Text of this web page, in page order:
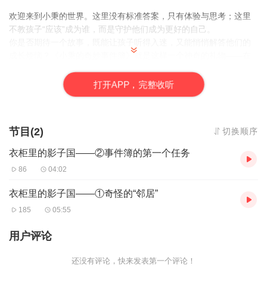
欢迎来到小秉的世界。这里没有标准答案，只有体验与思考；这里
不教孩子“应该”成为谁，而是守护他们成为更好的自己。
成长烦恼？《小秉的奇妙事件簿》就是这样一个神奇的礼物——在
起“亲身体验”出来的。
打开APP，完整收听
节目(2) 切换顺序
衣柜里的影子国——②事件簿的第一个任务
86 04:02
衣柜里的影子国——①奇怪的“邻居”
185 05:55
用户评论
还没有评论，快来发表第一个评论！